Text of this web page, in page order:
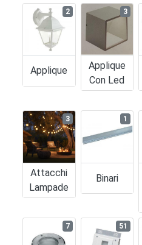
Applique
2
Applique
Con Led
3
Attacchi
Lampade
3
Binari
1
7 51